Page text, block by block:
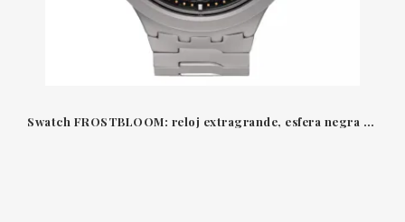
Swatch FROSTBLOOM: reloj extragrande, esfera negra y azul con índices y números fosforescentes en 3D.